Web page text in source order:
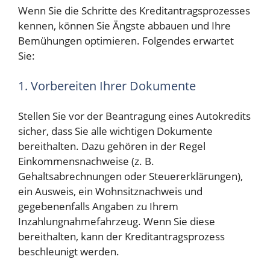
Wenn Sie die Schritte des Kreditantragsprozesses
kennen, können Sie Ängste abbauen und Ihre
Bemühungen optimieren. Folgendes erwartet
Sie:
1. Vorbereiten Ihrer Dokumente
Stellen Sie vor der Beantragung eines Autokredits
sicher, dass Sie alle wichtigen Dokumente
bereithalten. Dazu gehören in der Regel
Einkommensnachweise (z. B.
Gehaltsabrechnungen oder Steuererklärungen),
ein Ausweis, ein Wohnsitznachweis und
gegebenenfalls Angaben zu Ihrem
Inzahlungnahmefahrzeug. Wenn Sie diese
bereithalten, kann der Kreditantragsprozess
beschleunigt werden.